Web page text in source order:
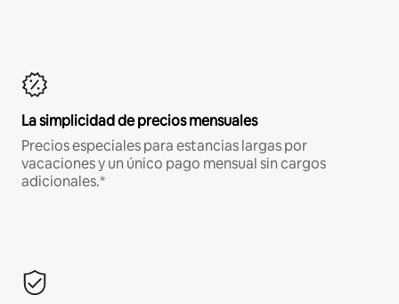
La simplicidad de precios mensuales
Precios especiales para estancias largas por
vacaciones y un único pago mensual sin cargos
adicionales.*